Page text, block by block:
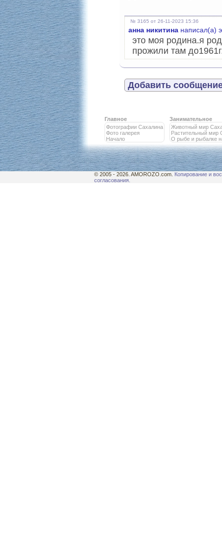
№ 3165 от 26-11-2023 15:36
анна никитина написал(а)
это моя родина.я
прожили там
Добавить
Главное
Фотографии Сахалина
Фото галерея
Начало
Занимательное
Животный мир
Растительный мир
О рыбе и рыбалке
© 2005 - 2026. AMOROZO.com. Копирование и
согласования.